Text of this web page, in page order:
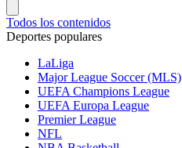
Todos los contenidos
Deportes populares
LaLiga
Major League Soccer (MLS)
UEFA Champions League
UEFA Europa League
Premier League
NFL